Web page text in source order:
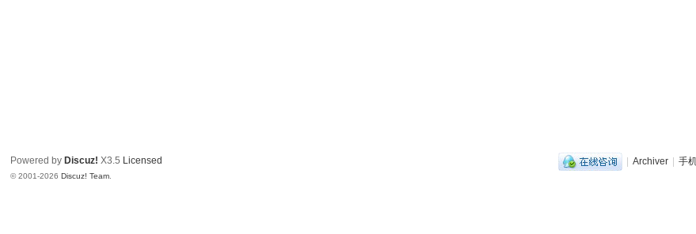
| Archiver | 手
Powered by Discuz! X3.5 Licensed
© 2001-2026Discuz! Team